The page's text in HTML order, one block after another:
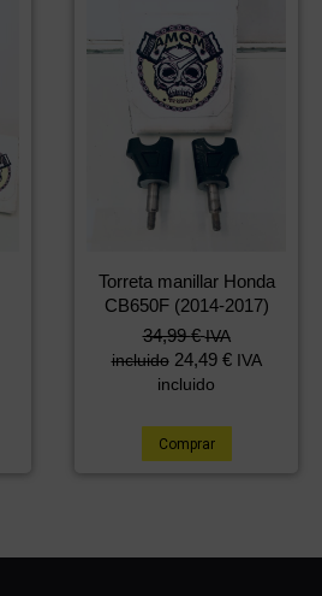
Torreta manillar Honda
CB650F (2014-2017)
34,99€ IVA
incluido 24,49 € IVA
incluido
Comprar